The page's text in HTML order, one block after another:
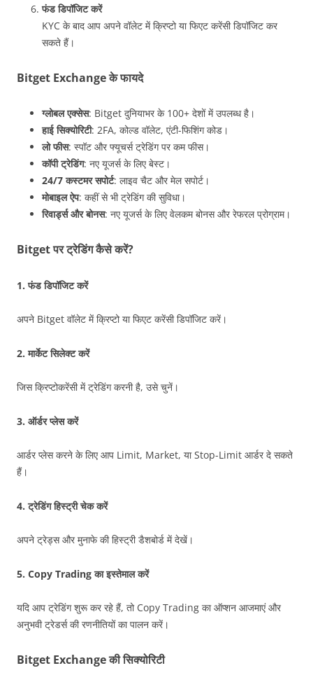
फंड डिपॉजिट करें
KYC के बाद आप अपने वॉलेट में क्रिप्टो या फिएट करेंसी डिपॉजिट कर
सकते हैं।
Bitget Exchange के फायदे
ग्लोबल एक्सेस: Bitget दुनियाभर के 100+ देशों में उपलब्ध है।
हाई सिक्योरिटी: 2FA, कोल्ड वॉलेट, एंटी-फिशिंग कोड।
लो फीस: स्पॉट और फ्यूचर्स ट्रेडिंग पर कम फीस।
कॉपी ट्रेडिंग: नए यूजर्स के लिए बेस्ट।
24/7 कस्टमर सपोर्ट: लाइव चैट और मेल सपोर्ट।
मोबाइल ऐप: कहीं से भी ट्रेडिंग की सुविधा।
रिवार्ड्स और बोनस: नए यूजर्स के लिए वेलकम बोनस और रेफरल प्रोग्राम।
Bitget पर ट्रेडिंग कैसे करें?
1.फंड डिपॉजिट करें
अपने Bitget वॉलेट में क्रिप्टो या फिएट करेंसी डिपॉजिट करें।
2.मार्केट सिलेक्ट करें
जिस क्रिप्टोकरेंसी में ट्रेडिंग करनी है, उसे चुनें।
3. ऑर्डर प्लेस करें
आर्डर प्लेस करने के लिए आप Limit, Market, या Stop-Limit आर्डर दे सकते
हैं।
4.ट्रेडिंग हिस्ट्री चेक करें
अपने ट्रेड्स और मुनाफे की हिस्ट्री डैशबोर्ड में देखें।
5. Copy Trading का इस्तेमाल करें
यदि आप ट्रेडिंग शुरू कर रहे हैं, तो Copy Trading का ऑप्शन आजमाएं और
अनुभवी ट्रेडर्स की रणनीतियों का पालन करें।
Bitget Exchange की सिक्योरिटी